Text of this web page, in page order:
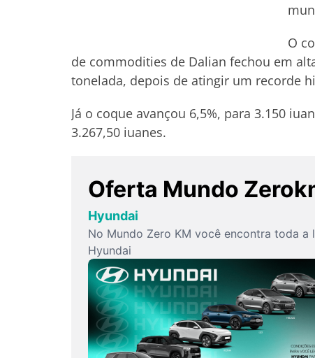
O
de commodities de Dalian fechou em
tonelada, depois de atingir um recorde
Já o coque avançou 6,5%, para 3.150
3.267,50 iuanes.